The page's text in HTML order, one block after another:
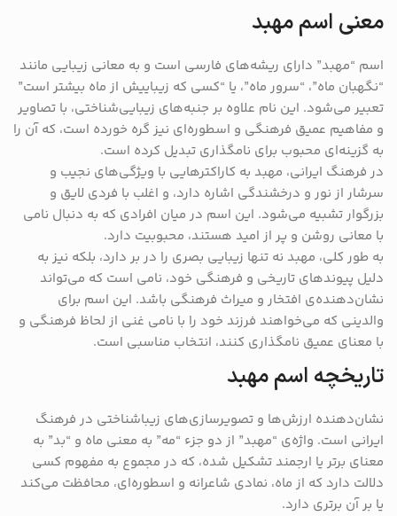
معنی اسم مهبد
اسم “مهبد” دارای ریشه‌های فارسی است و به معانی زیبایی مانند
“نگهبان ماه”، “سرور ماه”، یا “کسی که زیباییش از ماه بیشتر است”
تعبیر می‌شود. این نام علاوه بر جنبه‌های زیبایی‌شناختی، با تصاویر
و مفاهیم عمیق فرهنگی و اسطوره‌ای نیز گره خورده است، که آن را
به گزینه‌ای محبوب برای نامگذاری تبدیل کرده است.
در فرهنگ ایرانی، مهبد به کاراکترهایی با ویژگی‌های نجیب و
سرشار از نور و درخشندگی اشاره دارد، و اغلب با فردی لایق و
بزرگوار تشبیه می‌شود. این اسم در میان افرادی که به دنبال نامی
با معانی روشن و پر از امید هستند، محبوبیت دارد.
به طور کلی، مهبد نه تنها زیبایی بصری را در بر دارد، بلکه نیز به
دلیل پیوندهای تاریخی و فرهنگی خود، نامی است که می‌تواند
نشان‌دهنده‌ی افتخار و میراث فرهنگی باشد. این اسم برای
والدینی که می‌خواهند فرزند خود را با نامی غنی از لحاظ فرهنگی و
با معنای عمیق نامگذاری کنند، انتخاب مناسبی است.
تاریخچه اسم مهبد
نشان‌دهنده ارزش‌ها و تصویرسازی‌های زیباشناختی در فرهنگ
ایرانی است. واژه‌ی “مهبد” از دو جزء “مه” به معنی ماه و “بد” به
معنای برتر یا ارجمند تشکیل شده، که در مجموع به مفهوم کسی
دلالت دارد که از ماه، نمادی شاعرانه و اسطوره‌ای، محافظت می‌کند
یا بر آن برتری دارد.